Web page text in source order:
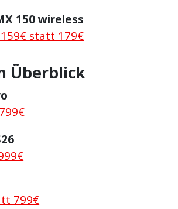
150 wireless
statt 179€
Überblick
799€